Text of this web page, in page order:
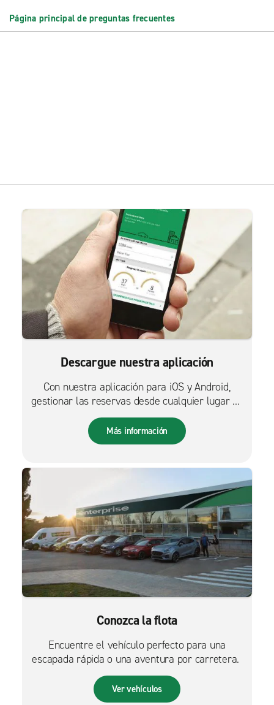
Página principal de preguntas frecuentes
Descargue nuestra aplicación
Con nuestra aplicación para iOS y Android,
gestionar las reservas desde cualquier lugar es
más fácil que nunca.
Más información
Conozca la flota
Encuentre el vehículo perfecto para una
escapada rápida o una aventura por carretera.
Ver vehículos